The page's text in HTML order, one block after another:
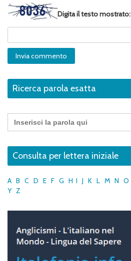
Digita il testo mostrato:
Ricerca parola esatta
Search
for:
Consulta per lettera iniziale
A B C D E F G H I J K L M N O
Y Z